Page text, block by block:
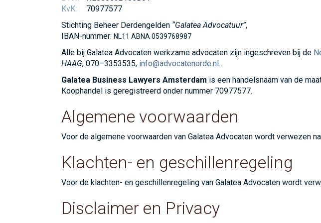
KvK:
70977577
Stichting Beheer Derdengelden “Galatea Advocatuur”,
IBAN-nummer: NL11 ABNA 0539768987
Alle bij Galatea Advocaten werkzame advocaten zijn ingeschreven bij de
HAAG, 070–3353535, info@advocatenorde.nl.
Galatea Business Lawyers Amsterdam is een handelsnaam van de
Koophandel is geregistreerd onder nummer 70977577.
Algemene voorwaarden
Voor de algemene voorwaarden van Galatea Advocaten wordt verwezen
Klachten- en geschillenregeling
Voor de klachten- en geschillenregeling van Galatea Advocaten wordt
Disclaimer en Privacy